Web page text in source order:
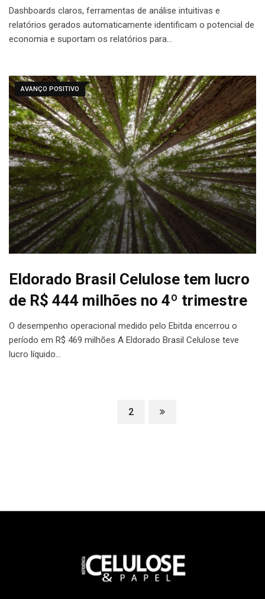
Dashboards claros, ferramentas de análise intuitivas e
relatórios gerados automaticamente identificam o potencial de
economia e suportam os relatórios para…
AVANÇO POSITIVO
Eldorado Brasil Celulose tem lucro
de R$ 444 milhões no 4º trimestre
O desempenho operacional medido pelo Ebitda encerrou o
período em R$ 469 milhões A Eldorado Brasil Celulose teve
lucro líquido…
2